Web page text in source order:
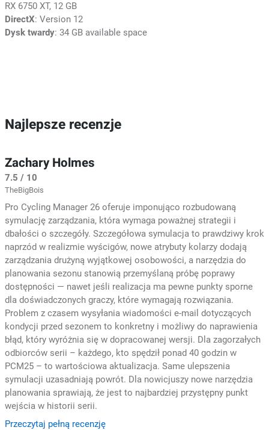
RX 6750 XT, 12 GB
DirectX: Version 12
Dysk twardy: 34 GB available space
Najlepsze recenzje
Zachary Holmes
7.5 / 10
TheBigBois
Pro Cycling Manager 26 oferuje imponująco rozbudowaną
symulację zarządzania, która wymaga poważnej strategii i
dbałości o szczegóły. Szczegółowa symulacja to prawdziwy krok
naprzód w realizmie wyścigów, nowe atrybuty kolarzy dodają
zarządzania drużyną wyjątkowej osobowości, a narzędzia do
planowania sezonu stanowią przemyślaną próbę poprawy
dostępności — nawet jeśli realizacja ma pewne punkty sporne
dla doświadczonych graczy, które wymagają rozwiązania.
Problem z czasem wysyłania wiadomości e-mail dotyczących
kondycji przed sezonem to konkretny i możliwy do naprawienia
błąd, który wyróżnia się w dopracowanej wersji. Dla zagorzałych
odbiorców serii – każdego, kto spędził ponad 40 godzin w
PCM25 – to wartościowa aktualizacja. Same ulepszenia
symulacji uzasadniają powrót. Dla nowicjuszy nowe narzędzia
planowania sprawiają, że jest to najbardziej przystępny punkt
wejścia w historii serii.
Przeczytaj pełną recenzję